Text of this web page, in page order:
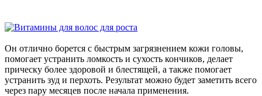
Он отлично борется с быстрым загрязнением кожи головы,
помогает устранить ломкость и сухость кончиков, делает
прическу более здоровой и блестящей, а также помогает
устранить зуд и перхоть. Результат можно будет заметить всего
через пару месяцев после начала применения.